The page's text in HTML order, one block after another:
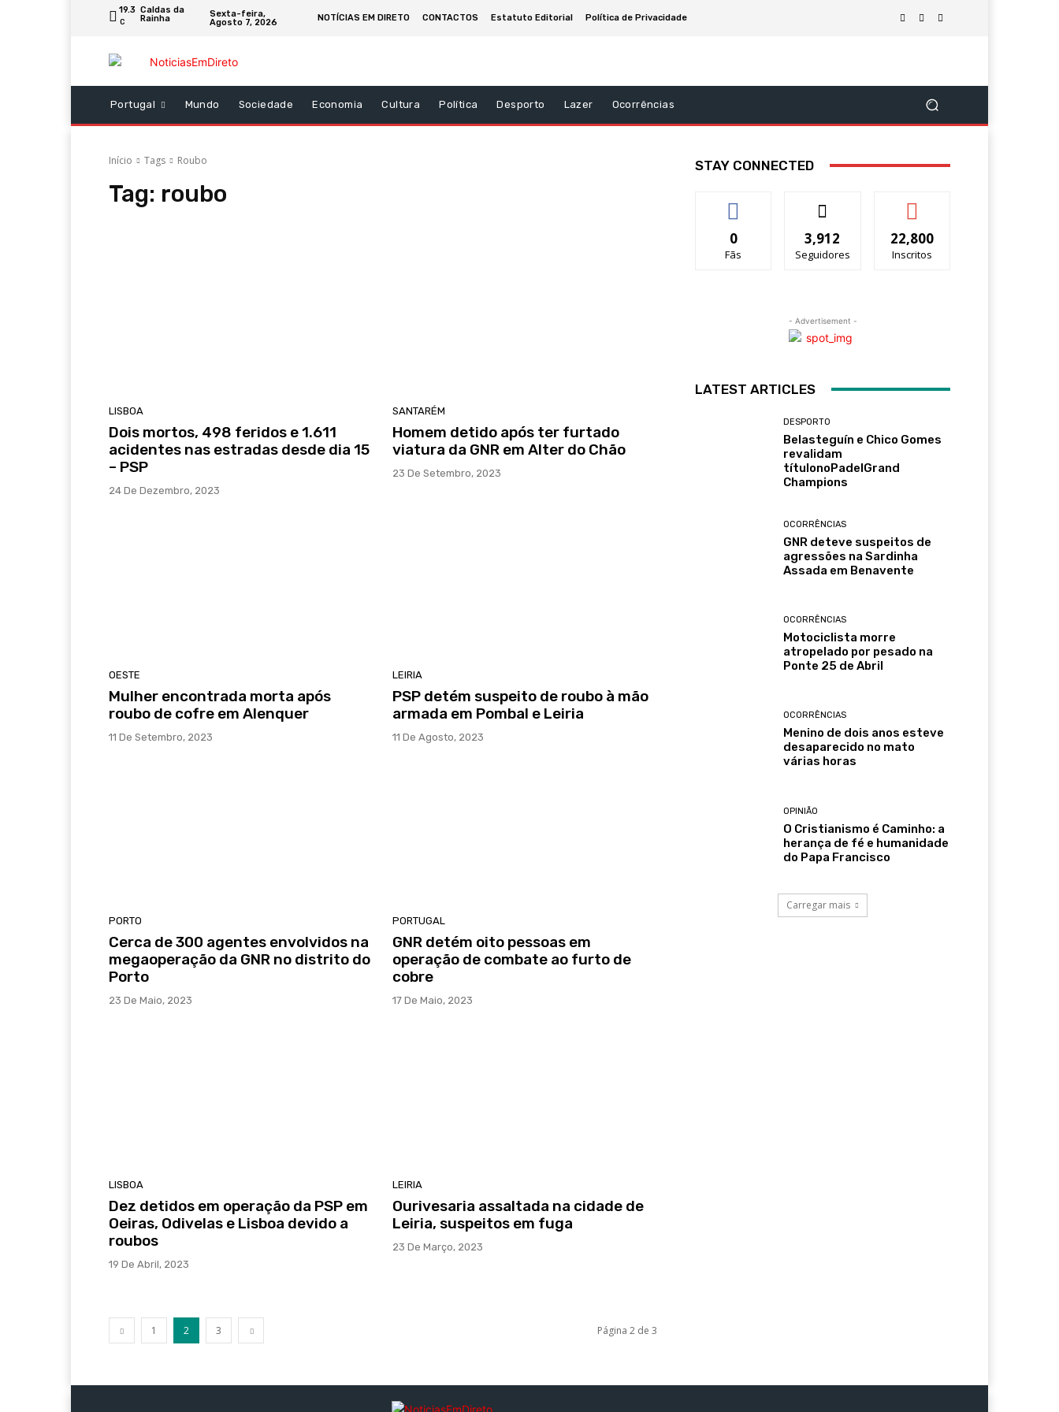
19.3
C
Caldas da
Rainha
Sexta-feira,
Agosto 7, 2026
NOTÍCIAS EM DIRETO CONTACTOS Estatuto Editorial Política de Privacidade
Portugal Mundo Sociedade Economia Cultura Política Desporto Lazer Ocorrências
Início Tags Roubo
Tag: roubo
LISBOA
Dois mortos, 498 feridos e 1.611
acidentes nas estradas desde dia 15
– PSP
24 De Dezembro, 2023
SANTARÉM
Homem detido após ter furtado
viatura da GNR em Alter do Chão
23 De Setembro, 2023
OESTE
Mulher encontrada morta após
roubo de cofre em Alenquer
11 De Setembro, 2023
LEIRIA
PSP detém suspeito de roubo à mão
armada em Pombal e Leiria
11 De Agosto, 2023
PORTO
Cerca de 300 agentes envolvidos na
megaoperação da GNR no distrito do
Porto
23 De Maio, 2023
PORTUGAL
GNR detém oito pessoas em
operação de combate ao furto de
cobre
17 De Maio, 2023
LISBOA
Dez detidos em operação da PSP em
Oeiras, Odivelas e Lisboa devido a
roubos
19 De Abril, 2023
LEIRIA
Ourivesaria assaltada na cidade de
Leiria, suspeitos em fuga
23 De Março, 2023
1 2 3 Página 2 de 3
STAY CONNECTED
0
Fãs
3,912
Seguidores
22,800
Inscritos
- Advertisement -
LATEST ARTICLES
DESPORTO
Belasteguín e Chico Gomes
revalidam
títulonoPadelGrand
Champions
OCORRÊNCIAS
GNR deteve suspeitos de
agressões na Sardinha
Assada em Benavente
OCORRÊNCIAS
Motociclista morre
atropelado por pesado na
Ponte 25 de Abril
OCORRÊNCIAS
Menino de dois anos esteve
desaparecido no mato
várias horas
OPINIÃO
O Cristianismo é Caminho: a
herança de fé e humanidade
do Papa Francisco
Carregar mais